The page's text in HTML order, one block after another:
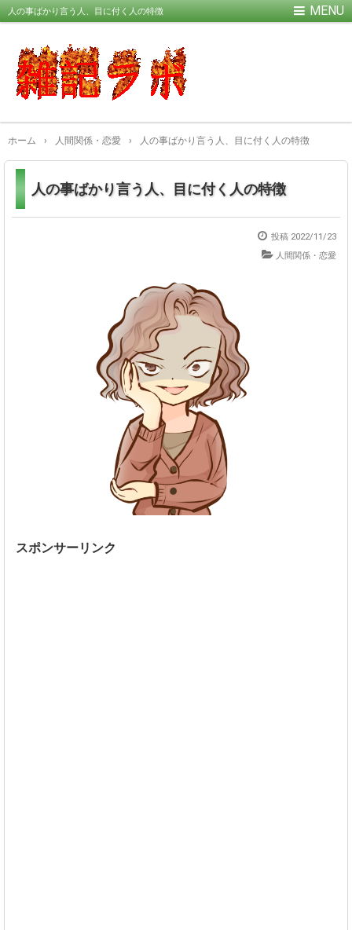
人の事ばかり言う人、目に付く人の特徴
ホーム › 人間関係・恋愛 › 人の事ばかり言う人、目に付く人の特徴
人の事ばかり言う人、目に付く人の特徴
投稿 2022/11/23
人間関係・恋愛
スポンサーリンク